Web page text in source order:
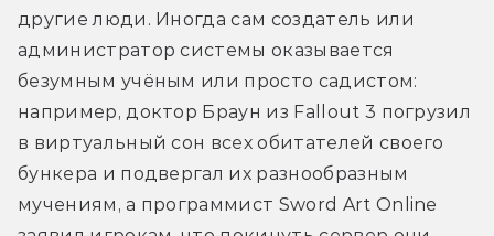
другие люди. Иногда сам создатель или
администратор системы оказывается
безумным учёным или просто садистом:
например, доктор Браун из Fallout 3 погрузил
в виртуальный сон всех обитателей своего
бункера и подвергал их разнообразным
мучениям, а программист Sword Art Online